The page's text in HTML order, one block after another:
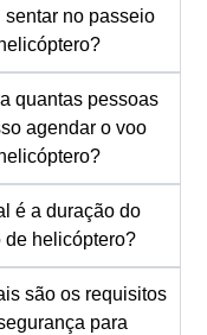
sentar no passeio
quantas pessoas
agendar o voo
é a duração do
de helicóptero?
são os requisitos
para